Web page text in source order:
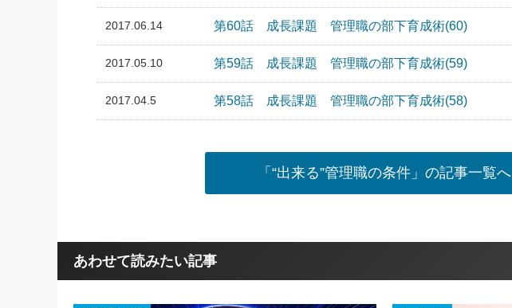
2017.06.14 第60話 成長課題 管理職の部下育成術(60)
2017.05.10 第59話 成長課題 管理職の部下育成術(59)
2017.04.5 第58話 成長課題 管理職の部下育成術(58)
「“出来る”管理職の条件」の記事一覧へ
あわせて読みたい記事